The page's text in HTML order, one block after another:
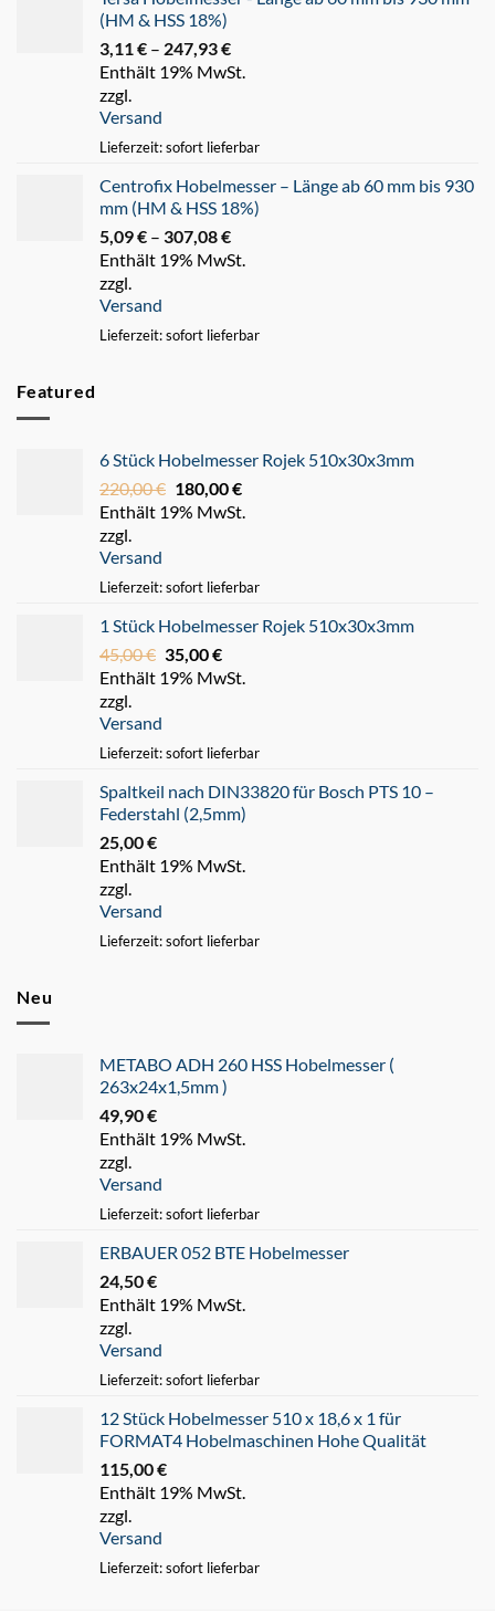
(HM & HSS 18%)
3,11€ – 247,93€
3,11 €
Enthält 19% MwSt.
zzgl.
Versand
Lieferzeit: sofort lieferbar
Centrofix Hobelmesser – Länge ab 60 mm bis 930
mm (HM & HSS 18%)
5,09€ – 307,08€
5,09 €
Enthält 19% MwSt.
zzgl.
Versand
Lieferzeit: sofort lieferbar
Featured
6 Stück Hobelmesser Rojek 510x30x3mm
220,00€ Ursprünglicher
Preis
180,00€Aktueller
Preis
Enthält 19% MwSt.
zzgl.
Versand
Lieferzeit: sofort lieferbar
1 Stück Hobelmesser Rojek 510x30x3mm
45,00€ Ursprünglicher
Preis
35,00€Aktueller
Preis
Enthält 19% MwSt.
zzgl.
Versand
Lieferzeit: sofort lieferbar
Spaltkeil nach DIN33820 für Bosch PTS 10 –
Federstahl (2,5mm)
25,00€
Enthält 19% MwSt.
zzgl.
Versand
Lieferzeit: sofort lieferbar
Neu
METABO ADH 260 HSS Hobelmesser (
263x24x1,5mm )
49,90€
Enthält 19% MwSt.
zzgl.
Versand
Lieferzeit: sofort lieferbar
ERBAUER 052 BTE Hobelmesser
24,50€
Enthält 19% MwSt.
zzgl.
Versand
Lieferzeit: sofort lieferbar
12 Stück Hobelmesser 510 x 18,6 x 1 für
FORMAT4 Hobelmaschinen Hohe Qualität
115,00€
Enthält 19% MwSt.
zzgl.
Versand
Lieferzeit: sofort lieferbar